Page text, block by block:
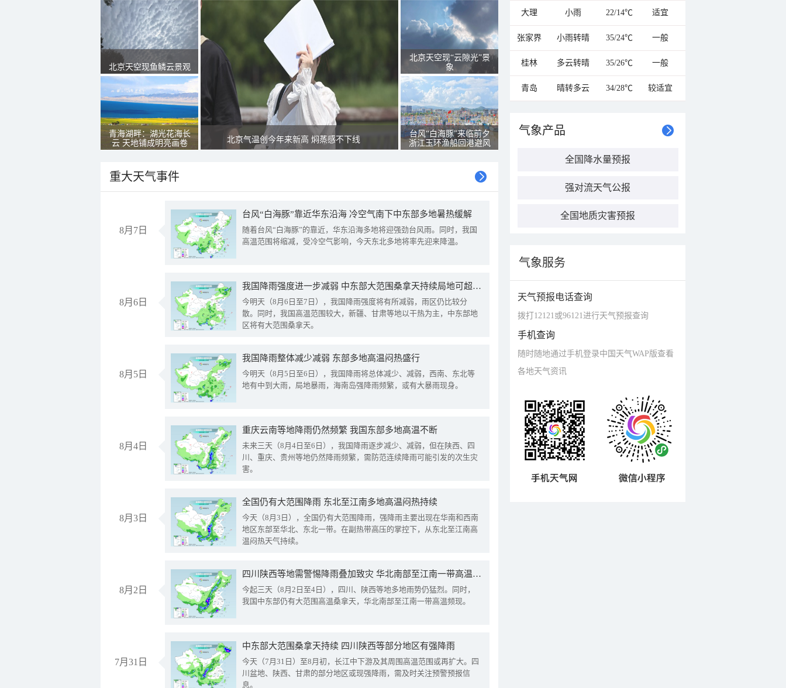
北京天空现鱼鳞云景观
青海湖畔：湖光花海长
云 天地铺成明亮画卷
北京气温创今年来新高 焖蒸感不下线
北京天空现“云隙光”景
象
台风“白海豚”来临前夕
浙江玉环渔船回港避风
重大天气事件
8月7日
台风“白海豚”靠近华东沿海 冷空气南下中东部多地暑热缓解
随着台风“白海豚”的靠近，华东沿海多地将迎强劲台风雨。同时，我国
高温范围将缩减，受冷空气影响，今天东北多地将率先迎来降温。
8月6日
我国降雨强度进一步减弱 中东部大范围桑拿天持续局地可超38℃
今明天（8月6日至7日），我国降雨强度将有所减弱，雨区仍比较分
散。同时，我国高温范围较大，新疆、甘肃等地以干热为主，中东部地
区将有大范围桑拿天。
8月5日
我国降雨整体减少减弱 东部多地高温闷热盛行
今明天（8月5日至6日），我国降雨将总体减少、减弱，西南、东北等
地有中到大雨，局地暴雨，海南岛强降雨频繁，或有大暴雨现身。
8月4日
重庆云南等地降雨仍然频繁 我国东部多地高温不断
未来三天（8月4日至6日），我国降雨逐步减少、减弱，但在陕西、四
川、重庆、贵州等地仍然降雨频繁，需防范连续降雨可能引发的次生灾
害。
8月3日
全国仍有大范围降雨 东北至江南多地高温闷热持续
今天（8月3日），全国仍有大范围降雨，强降雨主要出现在华南和西南
地区东部至华北、东北一带。在副热带高压的掌控下，从东北至江南高
温闷热天气持续。
8月2日
四川陕西等地需警惕降雨叠加致灾 华北南部至江南一带高温频现
今起三天（8月2日至4日），四川、陕西等地多地雨势仍猛烈。同时，
我国中东部仍有大范围高温桑拿天，华北南部至江南一带高温频现。
7月31日
中东部大范围桑拿天持续 四川陕西等部分地区有强降雨
今天（7月31日）至8月初，长江中下游及其周围高温范围或再扩大。四
川盆地、陕西、甘肃的部分地区或现强降雨，需及时关注预警预报信
息。
大理 小雨 22/14℃ 适宜
张家界 小雨转晴 35/24℃ 一般
桂林 多云转晴 35/26℃ 一般
青岛 晴转多云 34/28℃ 较适宜
气象产品
全国降水量预报
强对流天气公报
全国地质灾害预报
气象服务
天气预报电话查询
拨打12121或96121进行天气预报查询
手机查询
随时随地通过手机登录中国天气WAP版查看
各地天气资讯